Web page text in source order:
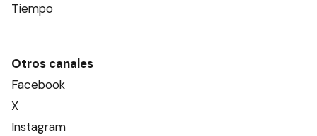
Tiempo
Otros canales
Facebook
X
Instagram